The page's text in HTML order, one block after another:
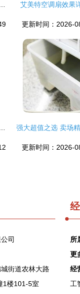
艾美特空调扇效果
更新时间：2026-
更新时间：2026-
司
街道农林大路
1楼101-5室
所
更
经
工